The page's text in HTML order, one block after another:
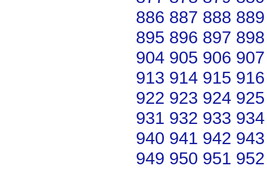
886 887 888 889
895 896 897 898
904 905 906 907
913 914 915 916
922 923 924 925
931 932 933 934
940 941 942 943
949 950 951 952